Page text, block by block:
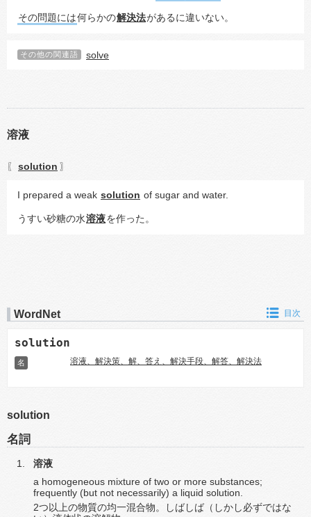
その問題には何らかの解決法があるに違いない。
その他の関連語 solve
溶液
〖 solution 〗
I prepared a weak solution of sugar and water.
うすい砂糖の水溶液を作った。
WordNet 目次
solution
名 溶液、解決策、解、答え、解決手段、解答、解決法
solution
名詞
溶液
a homogeneous mixture of two or more substances;
frequently (but not necessarily) a liquid solution.
2つ以上の物質の均一混合物。しばしば（しかし必ずではな